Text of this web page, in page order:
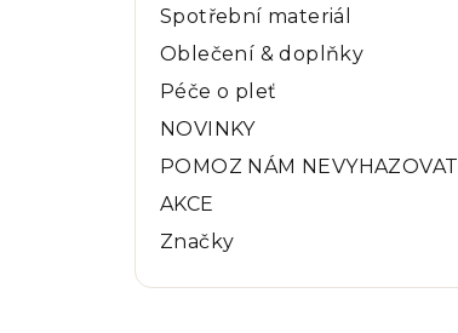
Spotřební materiál
Oblečení & doplňky
Péče o pleť
NOVINKY
POMOZ NÁM NEVYHAZOVAT
AKCE
Značky